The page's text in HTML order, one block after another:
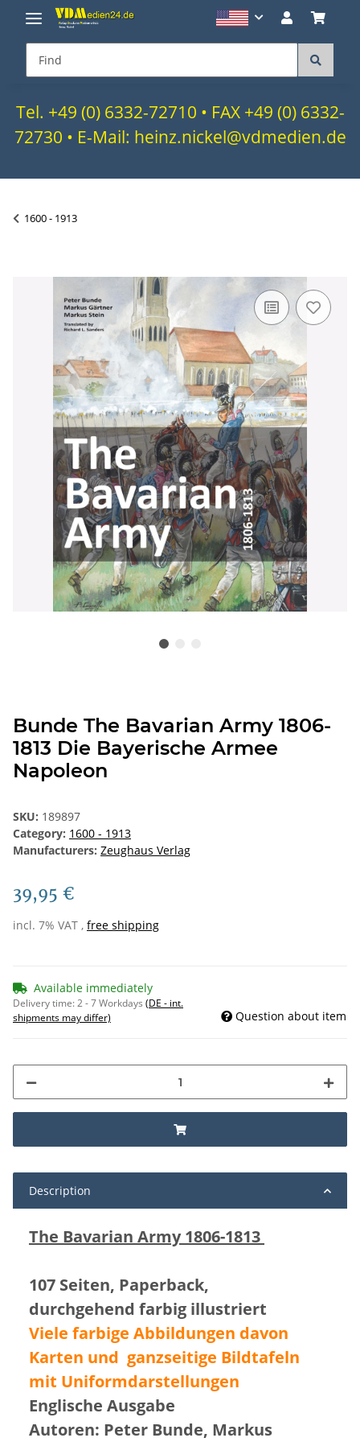
Tel. +49 (0) 6332-72710 • FAX +49 (0) 6332-
72730 • E-Mail: heinz.nickel@vdmedien.de
1600 - 1913
Bunde The Bavarian Army 1806-
1813 Die Bayerische Armee
Napoleon
SKU: 189897
Category: 1600 - 1913
Manufacturers: Zeughaus Verlag
39,95 €
incl. 7% VAT , free shipping
Available immediately
Delivery time:2 - 7 Workdays (DE - int.
shipments may differ)
Question about item
Description
The Bavarian Army 1806-1813
107 Seiten, Paperback,
durchgehend farbig illustriert
Viele farbige Abbildungen davon
Karten und ganzseitige Bildtafeln
mit Uniformdarstellungen
Englische Ausgabe
Autoren: Peter Bunde, Markus